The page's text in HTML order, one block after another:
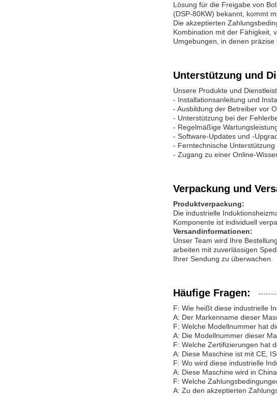
Lösung für die Freigabe von
(DSP-80KW) bekannt, kommt
Die akzeptierten
Kombination mit der Fähigkeit,
Umgebungen, in denen
Unterstützung und
Unsere Produkte und
- Installationsanleitung und
- Ausbildung der Betreiber vor
- Unterstützung bei der
- Regelmäßige
- Software-Updates und -
- Ferntechnische
- Zugang zu einer Online-
Verpackung und
Produktverpackung:
Die industrielle
Komponente ist individuell
Versandinformationen:
Unser Team wird Ihre
arbeiten mit zuverlässigen
Ihrer Sendung zu überwachen.
Häufige Fragen:
F: Wie heißt diese industrielle
A: Der Markenname dieser
F: Welche Modellnummer hat
A: Die Modellnummer dieser
F: Welche Zertifizierungen hat
A: Diese Maschine ist mit CE,
F: Wo wird diese industrielle
A: Diese Maschine wird in
F: Welche
A: Zu den akzeptierten